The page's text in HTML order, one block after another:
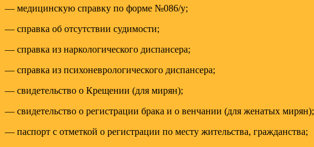
— медицинскую справку по форме №086/у;
— справка об отсутствии судимости;
— справка из наркологического диспансера;
— справка из психоневрологического диспансера;
— свидетельство о Крещении (для мирян);
— свидетельство о регистрации брака и о венчании (для женатых мирян);
— паспорт с отметкой о регистрации по месту жительства, гражданства;